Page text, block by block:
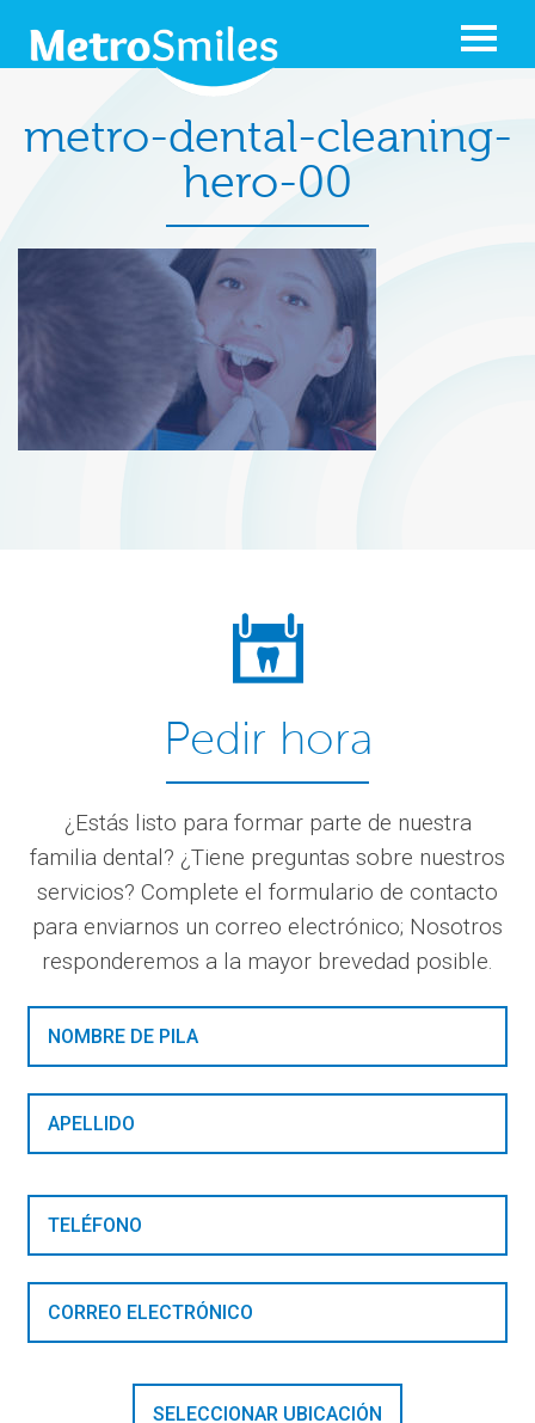
metro-dental-cleaning-
hero-00
Pedir hora
¿Estás listo para formar parte de nuestra
familia dental? ¿Tiene preguntas sobre nuestros
servicios? Complete el formulario de contacto
para enviarnos un correo electrónico; Nosotros
responderemos a la mayor brevedad posible.